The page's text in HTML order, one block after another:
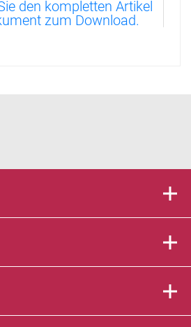
den kompletten Artikel
zum Download.